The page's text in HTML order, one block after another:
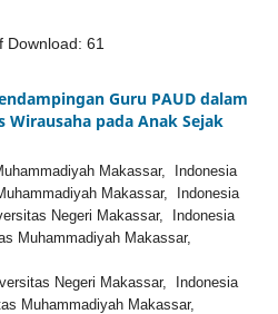
Download: 61
Guru PAUD dalam
pada Anak Sejak
Makassar, Indonesia
Makassar, Indonesia
Negeri Makassar, Indonesia
Muhammadiyah Makassar,
Negeri Makassar, Indonesia
Muhammadiyah Makassar,